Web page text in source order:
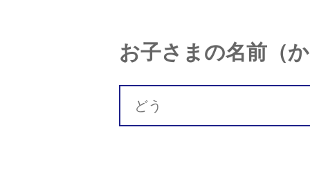
お子さまの名前（